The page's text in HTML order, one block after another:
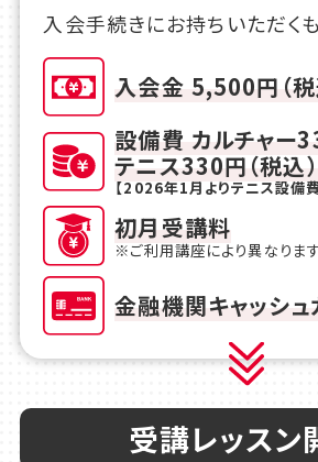
入会手続きにお持ちいただく
入会金 5,500円（税
設備費 カルチャー
テニス330円（税込）
【2026年1月よりテニス設備
初月受講料
※ご利用講座により異なりま
金融機関キャッシュ
受講レッスン